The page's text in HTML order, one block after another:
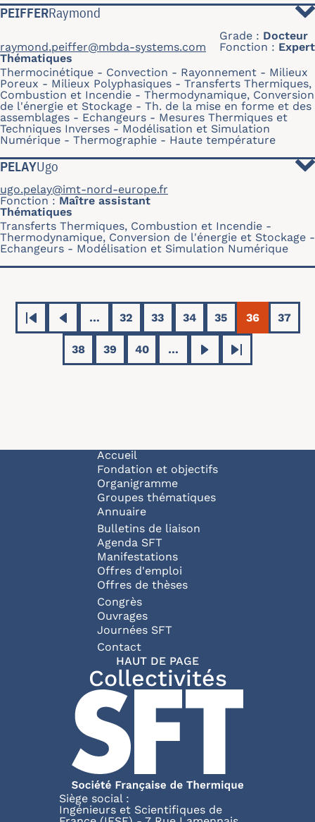
PEIFFERRaymond
raymond.peiffer@mbda-systems.com
Grade
Docteur
Fonction
Expert
Thématiques
Thermocinétique
Convection Rayonnement
Milieux
Poreux
Milieux Polyphasiques
Transferts Thermiques,
Combustion et Incendie
Thermodynamique, Conversion
de l'énergie et Stockage
Th. de la mise en forme et des
assemblages
Echangeurs
Mesures Thermiques et
Techniques Inverses
Modélisation et Simulation
Numérique
Thermographie Haute température
PELAYUgo
ugo.pelay@imt-nord-europe.fr
Fonction
Maître assistant
Thématiques
Transferts Thermiques, Combustion et Incendie
Thermodynamique, Conversion de l'énergie et Stockage
Echangeurs
Modélisation et Simulation Numérique
Pagination
Première page
Page précédente
… Page
32 Page
33 Page
34 Page
35 Page
36 Page
37
Page
38 Page
39 Page
40 … Page suivante
Dernière page
Navigation principale
Accueil
Fondation et objectifs
Organigramme
Groupes thématiques
Annuaire
Bulletins de liaison
Agenda SFT
Manifestations
Offres d'emploi
Offres de thèses
Congrès
Ouvrages
Journées SFT
Pied de page
Contact
HAUT DE PAGE
Collectivités
Siège social :
Ingénieurs et Scientifiques de